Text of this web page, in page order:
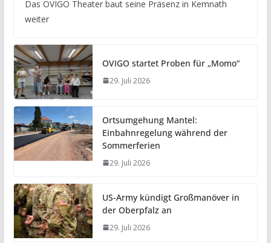
Das OVIGO Theater baut seine Präsenz in Kemnath
weiter
OVIGO startet Proben für „Momo“
29. Juli 2026
Ortsumgehung Mantel:
Einbahnregelung während der
Sommerferien
29. Juli 2026
US-Army kündigt Großmanöver in
der Oberpfalz an
29. Juli 2026